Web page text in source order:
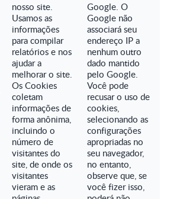
nosso site.
Usamos as
informações
para compilar
relatórios e nos
ajudar a
melhorar o site.
Os Cookies
coletam
informações de
forma anônima,
incluindo o
número de
visitantes do
site, de onde os
visitantes
vieram e as
Google. O
Google não
associará seu
endereço IP a
nenhum outro
dado mantido
pelo Google.
Você pode
recusar o uso de
cookies,
selecionando as
configurações
apropriadas no
seu navegador,
no entanto,
observe que, se
você fizer isso,